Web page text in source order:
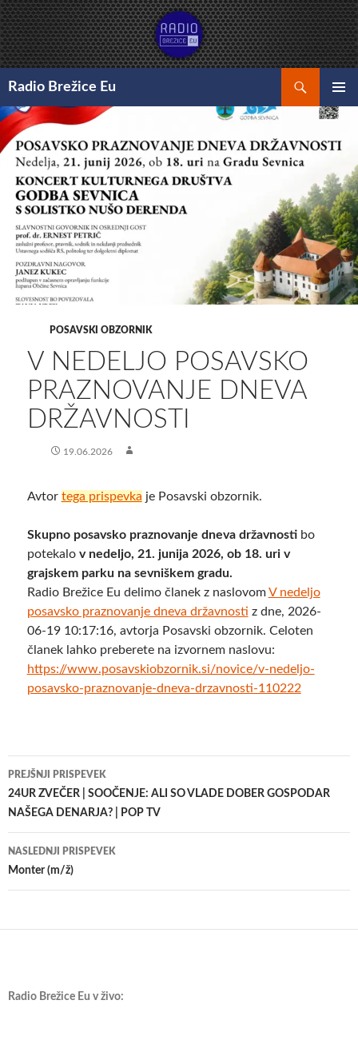
Preskoči
na
vsebino
Radio Brežice Eu
GLAVNI
POSAVSKI OBZORNIK
V NEDELJO POSAVSKO
PRAZNOVANJE DNEVA
DRŽAVNOSTI
19.06.2026
Avtor tega prispevka je Posavski obzornik.
Skupno posavsko praznovanje dneva državnostibo
potekalo v nedeljo, 21. junija 2026, ob 18. uri v
grajskem parku na sevniškem gradu.
Radio Brežice Eu delimo članek z naslovomV nedeljo
posavsko praznovanje dneva državnosti z dne, 2026-
06-19 10:17:16, avtorja Posavski obzornik. Celoten
članek lahko preberete na izvornem naslovu:
https://www.posavskiobzornik.si/novice/v-nedeljo-
posavsko-praznovanje-dneva-drzavnosti-110222
Krmarjenje
po
PREJŠNJI PRISPEVEK
24UR ZVEČER | SOOČENJE: ALI SO VLADE DOBER GOSPODAR
NAŠEGA DENARJA? | POP TV
NASLEDNJI PRISPEVEK
Monter (m/ž)
Radio Brežice Eu v živo: